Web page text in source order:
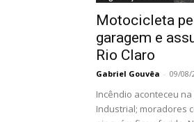
Motocicleta
garagem e
Rio Claro
Gabriel Gouvêa - 09/08/
Incêndio aconteceu
Industrial; moradores